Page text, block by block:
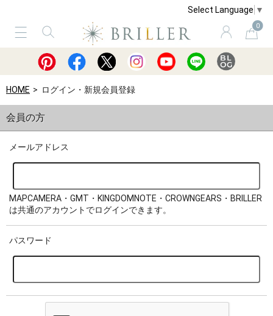
Select Language ▼
0
サービス ショッピングガイド 買取
HOME ログイン・新規会員登録
会員の方
メールアドレス
MAPCAMERA・GMT・KINGDOMNOTE・CROWNGEARS・BRILLER
は共通のアカウントでログインできます。
パスワード